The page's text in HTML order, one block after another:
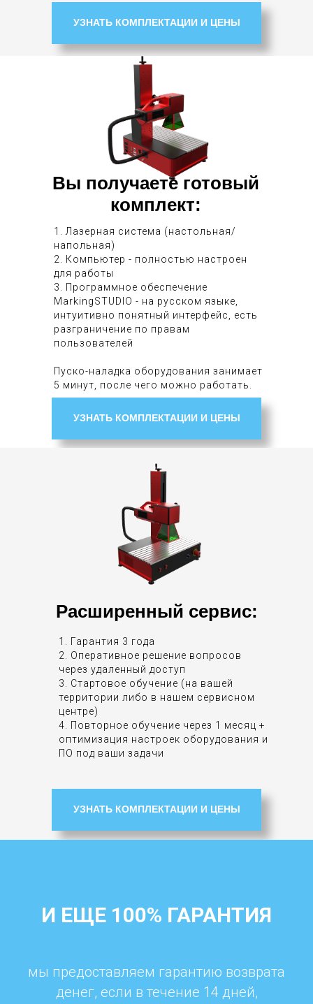
УЗНАТЬ КОМПЛЕКТАЦИИ И ЦЕНЫ
1. Лазерная система (настольная/
напольная)
2. Компьютер - полностью настроен
для работы
3. Программное обеспечение
MarkingSTUDIO - на русском языке,
интуитивно понятный интерфейс, есть
разграничение по правам
пользователей
Пуско-наладка оборудования занимает
5 минут, после чего можно работать.
Вы получаете готовый
комплект:
УЗНАТЬ КОМПЛЕКТАЦИИ И ЦЕНЫ
1. Гарантия 3 года
2. Оперативное решение вопросов
через удаленный доступ
3. Стартовое обучение (на вашей
территории либо в нашем сервисном
центре)
4. Повторное обучение через 1 месяц +
оптимизация настроек оборудования и
ПО под ваши задачи
Расширенный сервис:
УЗНАТЬ КОМПЛЕКТАЦИИ И ЦЕНЫ
И ЕЩЕ 100% ГАРАНТИЯ
мы предоставляем гарантию возврата
денег, если в течение 14 дней,